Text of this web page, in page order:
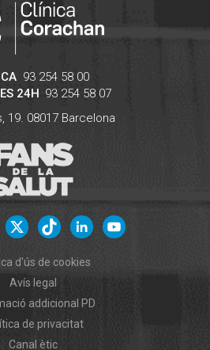
93 254 58 00
24H 93 254 58 07
19. 08017 Barcelona
d'ús de cookies
Avís legal
addicional PD
de privacitat
Canal ètic